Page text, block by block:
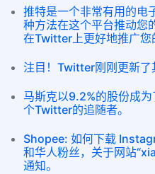
推特是一个非常有用的电
种方法在这个平台推动您
在Twitter上更好地推广您
注目！Twitter刚刚更新了
马斯克以9.2%的股份成
个Twitter的追随者。
Shopee: 如何下载
和华人粉丝，关于网站
通知。